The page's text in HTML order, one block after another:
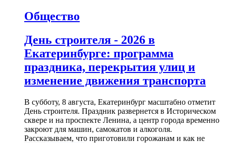
Общество
День строителя - 2026 в
Екатеринбурге: программа
праздника, перекрытия улиц и
изменение движения транспорта
В субботу, 8 августа, Екатеринбург масштабно отметит
День строителя. Праздник развернется в Историческом
сквере и на проспекте Ленина, а центр города временно
закроют для машин, самокатов и алкоголя.
Рассказываем, что приготовили горожанам и как не